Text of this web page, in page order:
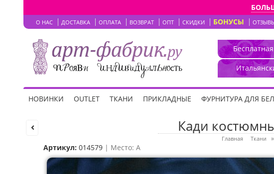
О НАС ДОСТАВКА ОПЛАТА ВОЗВРАТ ОПТ СКИДКИ БОНУСЫ
НОВИНКИ OUTLET ТКАНИ ПРИКЛАДНЫЕ ФУРНИТУРА ДЛЯ
Кади
Главная Ткани »
Артикул: 014579 | Место: A